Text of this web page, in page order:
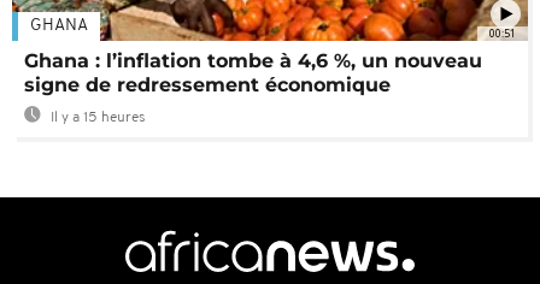
00:51
GHANA
Ghana : l’inflation tombe à 4,6 %, un nouveau
signe de redressement économique
Il y a 15 heures